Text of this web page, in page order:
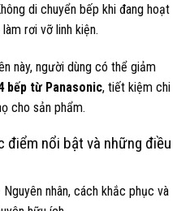
di chuyển bếp khi đang hoạt
rơi vỡ linh kiện.
này, người dùng có thể giảm
bếp từ Panasonic, tiết kiệm chi
cho sản phẩm.
nổi bật và những điều